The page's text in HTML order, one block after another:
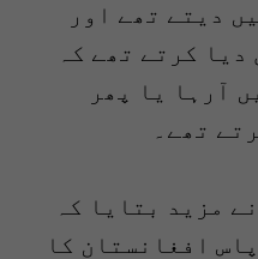
دیتے تھے اور
کرتے تھے کہ
آرہا یا پھر
تھے۔
مزید بتایا کہ
افغانستان کا